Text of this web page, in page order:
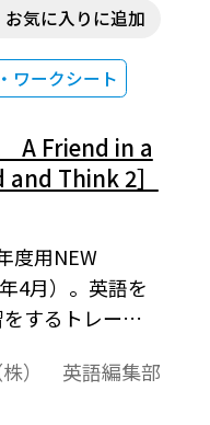
ワークシート
お気に入りに追加
A Friend in a
Think 2］
度用NEW
4月）。英語を
するトレーニ
を踏んで反復練
株） 英語編集部